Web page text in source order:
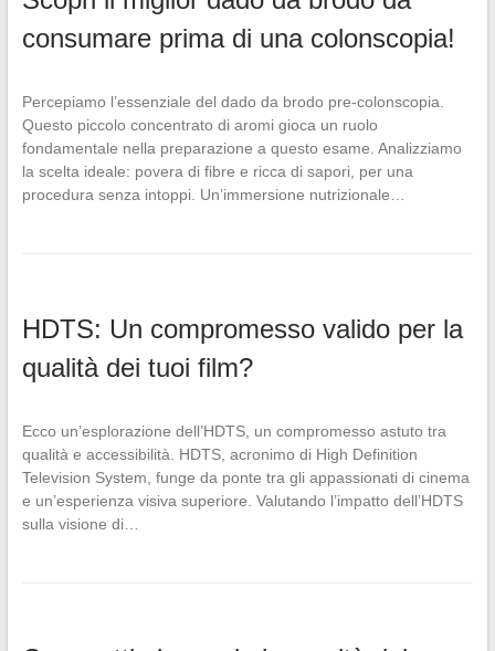
consumare prima di una colonscopia!
Percepiamo l’essenziale del dado da brodo pre-colonscopia.
Questo piccolo concentrato di aromi gioca un ruolo
fondamentale nella preparazione a questo esame. Analizziamo
la scelta ideale: povera di fibre e ricca di sapori, per una
procedura senza intoppi. Un’immersione nutrizionale…
HDTS: Un compromesso valido per la
qualità dei tuoi film?
Ecco un’esplorazione dell’HDTS, un compromesso astuto tra
qualità e accessibilità. HDTS, acronimo di High Definition
Television System, funge da ponte tra gli appassionati di cinema
e un’esperienza visiva superiore. Valutando l’impatto dell’HDTS
sulla visione di…